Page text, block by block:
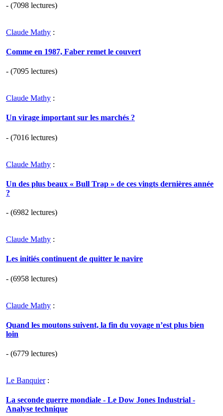
- (7098 lectures)
Claude Mathy :
Comme en 1987, Faber remet le couvert
- (7095 lectures)
Claude Mathy :
Un virage important sur les marchés ?
- (7016 lectures)
Claude Mathy :
Un des plus beaux « Bull Trap » de ces vingts dernières année
?
- (6982 lectures)
Claude Mathy :
Les initiés continuent de quitter le navire
- (6958 lectures)
Claude Mathy :
Quand les moutons suivent, la fin du voyage n’est plus bien
loin
- (6779 lectures)
Le Banquier:
La seconde guerre mondiale - Le Dow Jones Industrial -
Analyse technique